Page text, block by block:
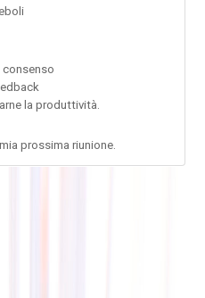
consenso
la produttività.
prossima riunione.